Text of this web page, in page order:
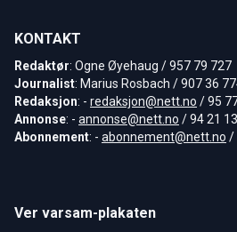
KONTAKT
Redaktør: Ogne Øyehaug / 957 79 727
Journalist: Marius Rosbach / 907 36
Redaksjon: - redaksjon@nett.no / 95
Annonse: - annonse@nett.no / 94 21
Abonnement: - abonnement@nett.no /
Ver varsam-plakaten